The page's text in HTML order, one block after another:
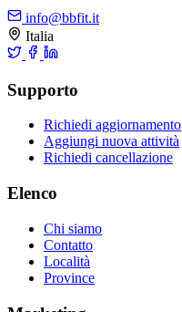
info@bbfit.it
Italia
Supporto
Richiedi aggiornamento
Aggiungi nuova attività
Richiedi cancellazione
Elenco
Chi siamo
Contatto
Località
Province